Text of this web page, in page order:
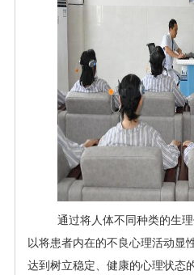
通过将人体不同种类的生
以将患者内在的不良心理活动显
达到树立稳定、健康的心理状态